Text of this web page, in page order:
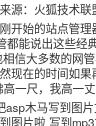
源：火狐技术
开始的站点管
都能说出这些经
信大多数的网
现在的时间如
一尺，我高一
asp木马写到图
图片啦 写到